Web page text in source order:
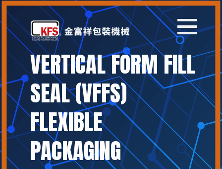
VERTICAL FORM FILL
SEAL (VFFS)
FLEXIBLE
PACKAGING
首頁
關於我們
產品列表
最新消息